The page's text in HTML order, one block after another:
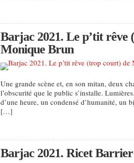
Barjac 2021. Le p’tit
Monique Brun
Une grande scène et, en son mitan, deux
l’obscurité que le public s’installe.
d’une heure, un condensé d’humanité, un
[…]
Barjac 2021. Ricet